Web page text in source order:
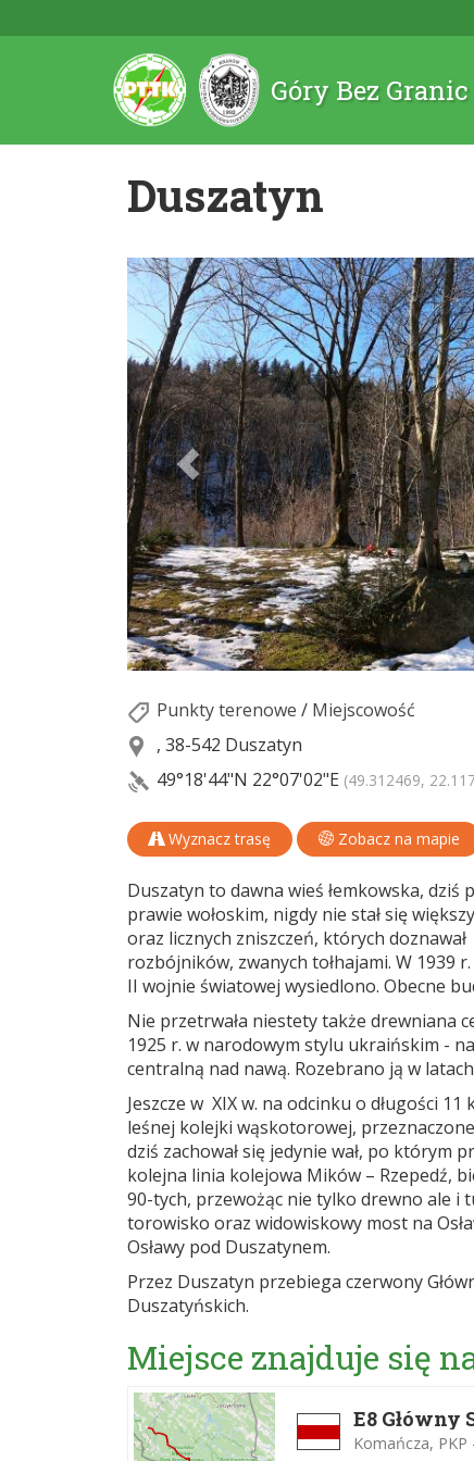
Góry Bez Granic
Duszatyn
Punkty terenowe / Miejscowość
, 38-542 Duszatyn
49°18'44"N 22°07'02"E (49.312469,
Wyznacz trasę Zobacz na mapie
Duszatyn to dawna wieś łemkowska, dziś
prawie wołoskim, nigdy nie stał się
oraz licznych zniszczeń, których
rozbójników, zwanych tołhajami. W 1939
II wojnie światowej wysiedlono. Obecne
Nie przetrwała niestety także drewniana
1925 r. w narodowym stylu ukraińskim -
centralną nad nawą. Rozebrano ją w
Jeszcze w XIX w. na odcinku o długości
leśnej kolejki wąskotorowej,
dziś zachował się jedynie wał, po którym
kolejna linia kolejowa Mików – Rzepedź,
90-tych, przewożąc nie tylko drewno ale i
torowisko oraz widowiskowy most na
Osławy pod Duszatynem.
Przez Duszatyn przebiega czerwony
Duszatyńskich.
Miejsce znajduje się
E8
Komańcza, PKP